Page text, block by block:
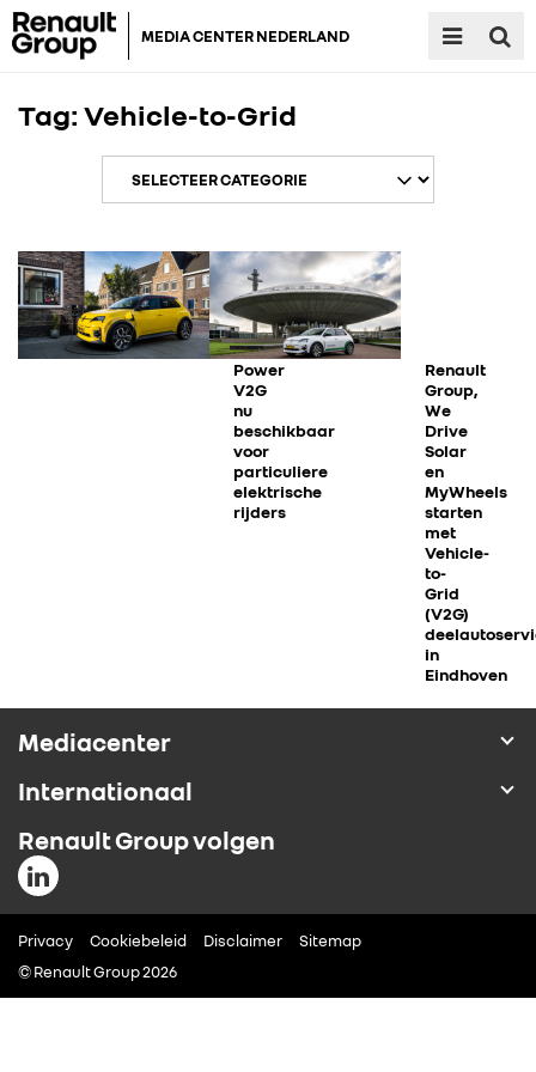
MEDIA CENTER NEDERLAND
RENAULT GROUP
IN DE MEDIA
Tag: Vehicle-to-Grid
Power
V2G
nu
beschikbaar
voor
particuliere
elektrische
rijders
Renault
Group,
We
Drive
Solar
en
MyWheels
starten
met
Vehicle-
to-
Grid
(V2G)
in
Eindhoven
Mediacenter
Internationaal
Renault Group volgen
Privacy Cookiebeleid Disclaimer
Sitemap
© Renault Group 2026